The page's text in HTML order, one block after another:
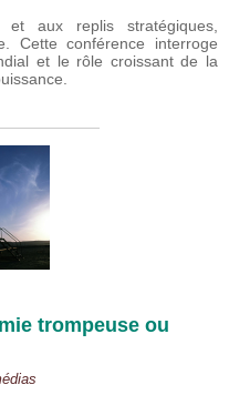
et aux replis stratégiques,
Cette conférence interroge
et le rôle croissant de la
trompeuse ou